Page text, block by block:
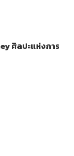
ศิลปะแห่งการ